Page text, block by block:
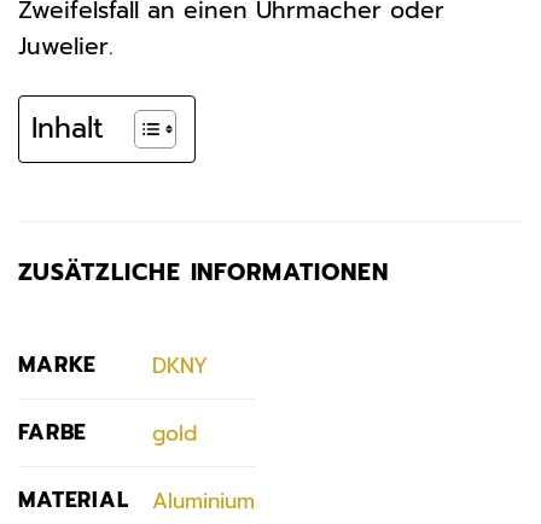
Zweifelsfall an einen Uhrmacher oder
Juwelier.
Inhalt
ZUSÄTZLICHE INFORMATIONEN
MARKE DKNY
FARBE gold
MATERIAL Aluminium